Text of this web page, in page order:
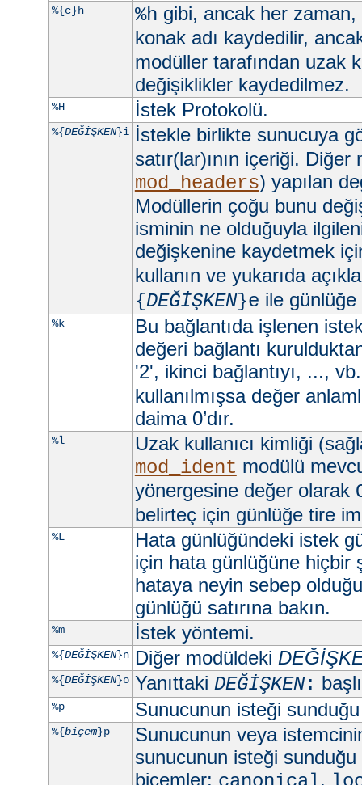
%{c}h %h gibi, ancak her zaman,
konak adı kaydedilir,
modüller tarafından uzak
değişiklikler kaydedilmez.
%H İstek Protokolü.
%{DEĞİŞKEN}i İstekle birlikte sunucuya
satır(lar)ının içeriği.
mod_headers) yapılan
Modüllerin çoğu bunu
isminin ne olduğuyla
değişkenine kaydetmek
kullanın ve yukarıda
{DEĞİŞKEN}e ile
%k
Bu bağlantıda işlenen
değeri bağlantı
'2', ikinci bağlantıyı, ...,
kullanılmışsa değer
daima 0’dır.
%l
Uzak kullanıcı kimliği
mod_ident modülü
yönergesine değer olarak
belirteç için günlüğe tire
%L
Hata günlüğündeki istek
için hata günlüğüne hiçbir
hataya neyin sebep
günlüğü satırına bakın.
%m İstek yöntemi.
%{DEĞİŞKEN}n Diğer modüldeki
%{DEĞİŞKEN}o Yanıttaki DEĞİŞKEN:
%p Sunucunun isteği
%{biçem}p
Sunucunun veya
sunucunun isteği
biçemler:
,